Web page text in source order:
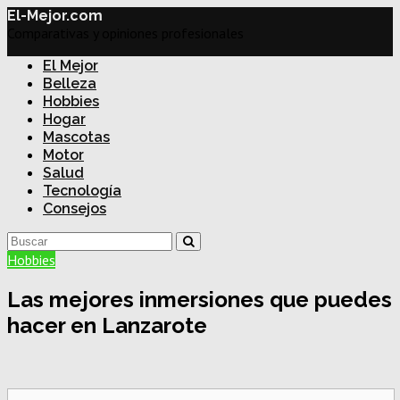
El-Mejor.com
El Mejor
Belleza
Hobbies
Hogar
Mascotas
Motor
Salud
Tecnología
Consejos
Hobbies
Las mejores inmersiones que puedes
hacer en Lanzarote